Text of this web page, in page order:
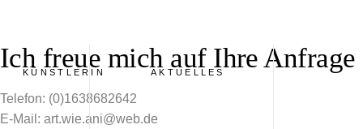
KÜNSTLERIN AKTUELLES
Ich freue mich auf Ihre Anfrage
Telefon: (0)1638682642
E-Mail: art.wie.ani@web.de